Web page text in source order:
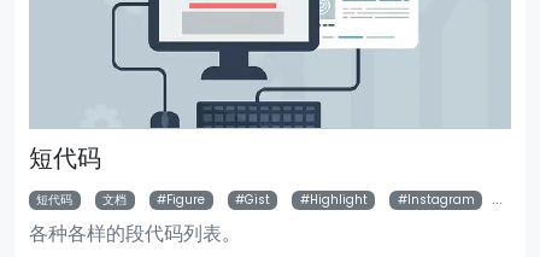
短代码
短代码 文档 Figure Gist Highlight Instagram
各种各样的段代码列表。